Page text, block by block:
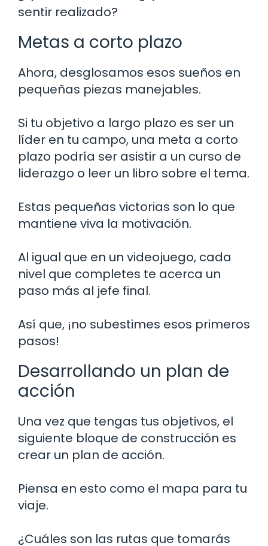
sentir realizado?
Metas a corto plazo
Ahora, desglosamos esos sueños en
pequeñas piezas manejables.
Si tu objetivo a largo plazo es ser un
líder en tu campo, una meta a corto
plazo podría ser asistir a un curso de
liderazgo o leer un libro sobre el tema.
Estas pequeñas victorias son lo que
mantiene viva la motivación.
Al igual que en un videojuego, cada
nivel que completes te acerca un
paso más al jefe final.
Así que, ¡no subestimes esos primeros
pasos!
Desarrollando un plan de
acción
Una vez que tengas tus objetivos, el
siguiente bloque de construcción es
crear un plan de acción.
Piensa en esto como el mapa para tu
viaje.
¿Cuáles son las rutas que tomarás